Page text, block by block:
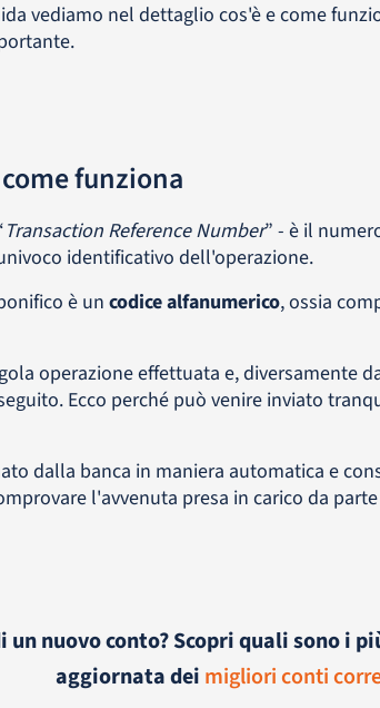
vediamo nel dettaglio cos'è e come
funziona
Transaction Reference Number” - è il
identificativo dell'operazione.
è un codice alfanumerico, ossia
operazione effettuata e, diversamente
Ecco perché può venire inviato
dalla banca in maniera automatica e
l'avvenuta presa in carico da
un nuovo conto? Scopri quali sono i
aggiornata dei migliori conti